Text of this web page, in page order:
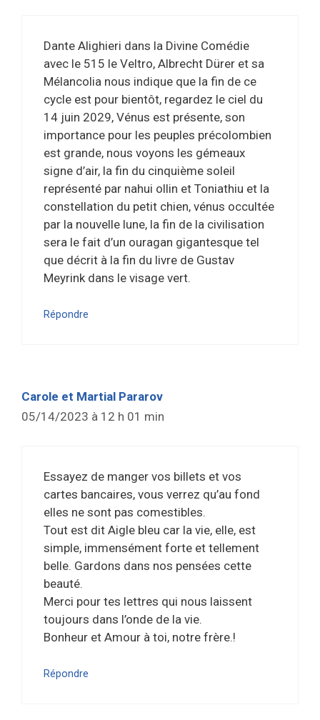
Dante Alighieri dans la Divine Comédie
avec le 515 le Veltro, Albrecht Dürer et sa
Mélancolia nous indique que la fin de ce
cycle est pour bientôt, regardez le ciel du
14 juin 2029, Vénus est présente, son
importance pour les peuples précolombien
est grande, nous voyons les gémeaux
signe d’air, la fin du cinquième soleil
représenté par nahui ollin et Toniathiu et la
constellation du petit chien, vénus occultée
par la nouvelle lune, la fin de la civilisation
sera le fait d’un ouragan gigantesque tel
que décrit à la fin du livre de Gustav
Meyrink dans le visage vert.
Répondre
Carole et Martial Pararov
05/14/2023 à 12 h 01 min
Essayez de manger vos billets et vos
cartes bancaires, vous verrez qu’au fond
elles ne sont pas comestibles.
Tout est dit Aigle bleu car la vie, elle, est
simple, immensément forte et tellement
belle. Gardons dans nos pensées cette
beauté.
Merci pour tes lettres qui nous laissent
toujours dans l’onde de la vie.
Bonheur et Amour à toi, notre frère.!
Répondre